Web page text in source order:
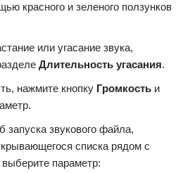
красного и зеленого ползунков
или угасание звука,
Длительность угасания.
нажмите кнопку Громкость и
звукового файла,
списка рядом с
параметр: